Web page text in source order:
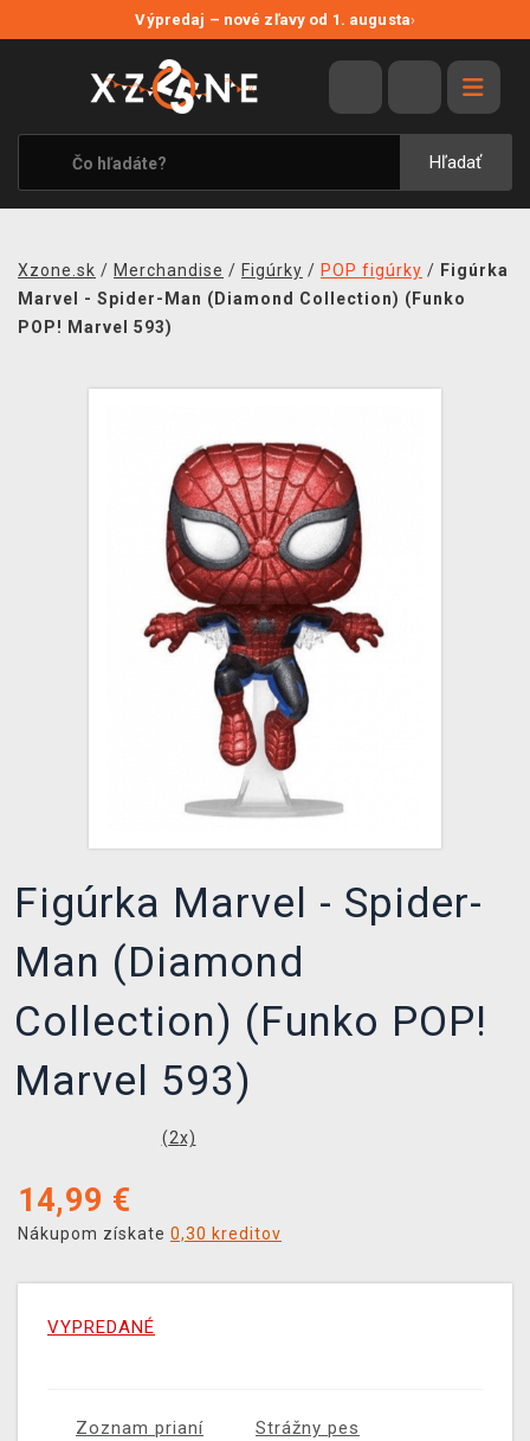
Výpredaj – nové zľavy od 1. augusta›
Hľadať
VÝPREDAJ
VIDEOHRY
XZONE ORIGINALS
TEMATIKY
MERCHANDISE
Xzone.sk / Merchandise / Figúrky / POP figúrky / Figúrka
Marvel - Spider-Man (Diamond Collection) (Funko
POP! Marvel 593)
Figúrka Marvel - Spider-
Man (Diamond
Collection) (Funko POP!
Marvel 593)
(2x)
14,99 €
Nákupom získate 0,30 kreditov
VYPREDANÉ
Zoznam prianí Strážny pes